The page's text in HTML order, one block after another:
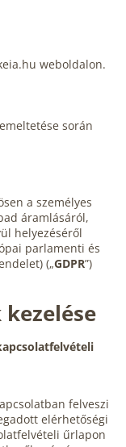
weboldalon.
során
a személyes
áramlásáról,
helyezéséről
parlamenti és
(„GDPR”)
felveszi
elérhetőségi
űrlapon